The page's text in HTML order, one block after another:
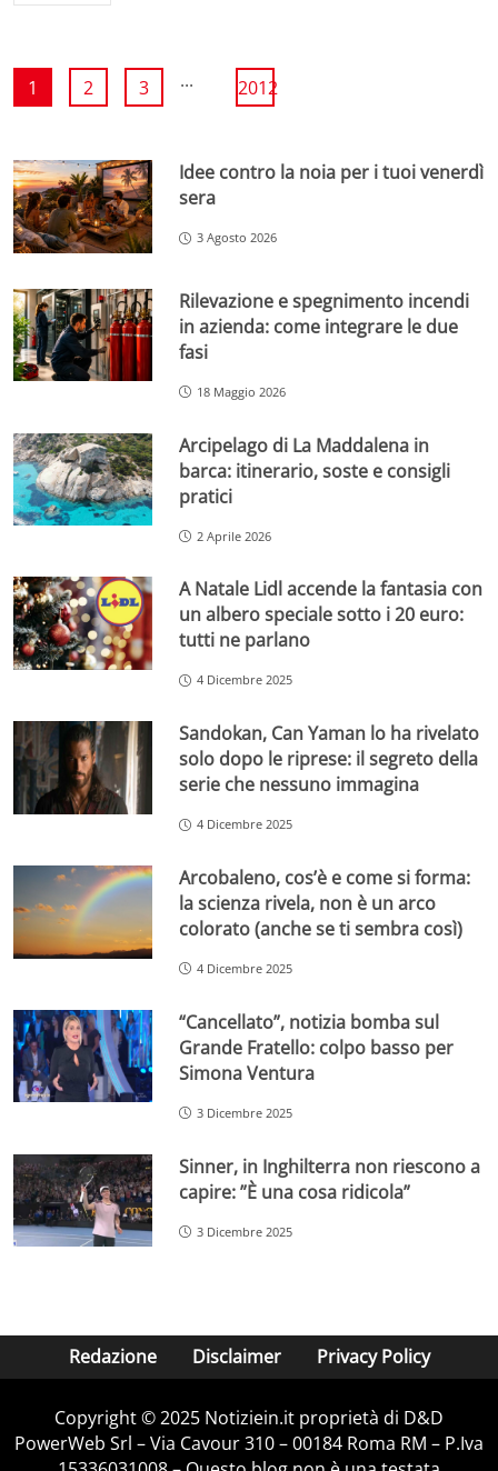
1 2 3 ... 2012
Idee contro la noia per i tuoi venerdì
sera
3 Agosto 2026
Rilevazione e spegnimento incendi
in azienda: come integrare le due
fasi
18 Maggio 2026
Arcipelago di La Maddalena in
barca: itinerario, soste e consigli
pratici
2 Aprile 2026
A Natale Lidl accende la fantasia con
un albero speciale sotto i 20 euro:
tutti ne parlano
4 Dicembre 2025
Sandokan, Can Yaman lo ha rivelato
solo dopo le riprese: il segreto della
serie che nessuno immagina
4 Dicembre 2025
Arcobaleno, cos’è e come si forma:
la scienza rivela, non è un arco
colorato (anche se ti sembra così)
4 Dicembre 2025
“Cancellato”, notizia bomba sul
Grande Fratello: colpo basso per
Simona Ventura
3 Dicembre 2025
Sinner, in Inghilterra non riescono a
capire: ”È una cosa ridicola”
3 Dicembre 2025
Redazione Disclaimer Privacy Policy
Copyright © 2025 Notiziein.it proprietà di D&D
PowerWeb Srl – Via Cavour 310 – 00184 Roma RM – P.Iva